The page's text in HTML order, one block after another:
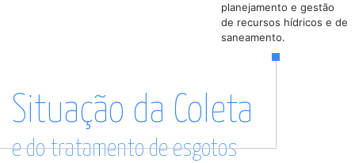
planejamento e gestão
de recursos hídricos e de
saneamento.
Situação da Coleta
e do tratamento de esgotos